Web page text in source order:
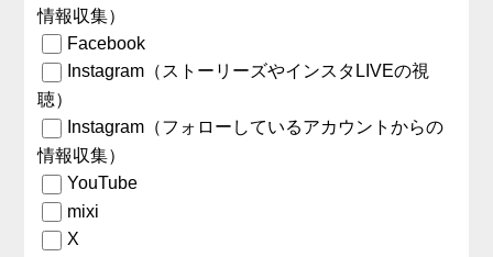
情報収集）
Facebook
Instagram（ストーリーズやインスタLIVEの視
聴）
Instagram（フォローしているアカウントからの
情報収集）
YouTube
mixi
X